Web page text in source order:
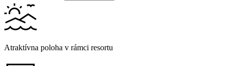
Atraktívna poloha v rámci resortu